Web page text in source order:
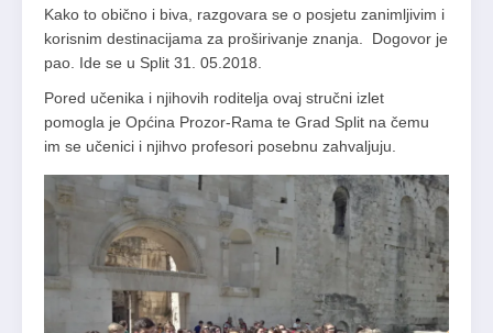
Kako to obično i biva, razgovara se o posjetu zanimljivim i
korisnim destinacijama za proširivanje znanja. Dogovor je
pao. Ide se u Split 31. 05.2018.
Pored učenika i njihovih roditelja ovaj stručni izlet
pomogla je Općina Prozor-Rama te Grad Split na čemu
im se učenici i njihvo profesori posebnu zahvaljuju.